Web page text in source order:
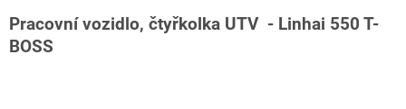
Pracovní vozidlo, čtyřkolka UTV - Linhai 550 T-
BOSS